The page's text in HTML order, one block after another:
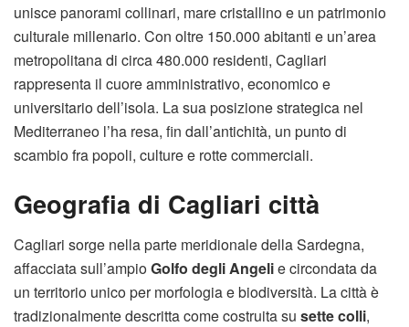
unisce panorami collinari, mare cristallino e un patrimonio
culturale millenario. Con oltre 150.000 abitanti e un’area
metropolitana di circa 480.000 residenti, Cagliari
rappresenta il cuore amministrativo, economico e
universitario dell’isola. La sua posizione strategica nel
Mediterraneo l’ha resa, fin dall’antichità, un punto di
scambio fra popoli, culture e rotte commerciali.
Geografia di Cagliari città
Cagliari sorge nella parte meridionale della Sardegna,
affacciata sull’ampioGolfo degli Angelie circondata da
un territorio unico per morfologia e biodiversità. La città è
tradizionalmente descritta come costruita su sette colli,